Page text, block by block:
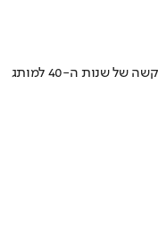
איך אסם הפכה את תקופת הצנע והמחסור הקשה של שנות ה-40 למותג